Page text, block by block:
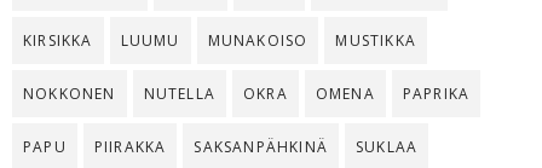
KIRSIKKA LUUMU MUNAKOISO MUSTIKKA
NOKKONEN NUTELLA OKRA OMENA PAPRIKA
PAPU PIIRAKKA SAKSANPÄHKINÄ SUKLAA